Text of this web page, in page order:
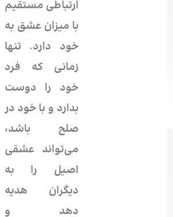
ارتباطی مستقیم
با میزان عشق به
خود دارد. تنها
زمانی که فرد
خود را دوست
بدارد و با خود در
صلح باشد،
می‌تواند عشقی
اصیل را به
دیگران هدیه
دهد و